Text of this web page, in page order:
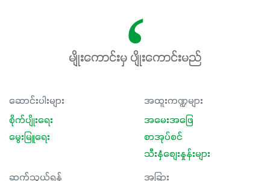
မျိုးကောင်းမှ ပျိုးကောင်းမည်
ဆောင်းပါးများ
စိုက်ပျိုးရေး
မွေးမြူရေး
အထူးကဏ္ဍများ
အမေးအဖြေ
စာအုပ်စင်
သီးနှံစျေးနှုန်းများ
ဆက်သွယ်ရန်
အခြား